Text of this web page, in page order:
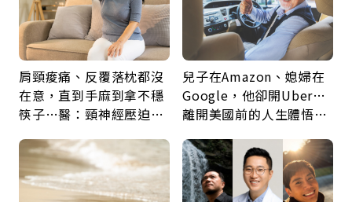
肩頸痠痛、反覆落枕都沒
在意，直到手麻到拿不穩
筷子…醫：頸神經壓迫上
鍵
兒子在Amazon、媳婦在
Google，他卻開Uber…
離開美國前的人生體悟：